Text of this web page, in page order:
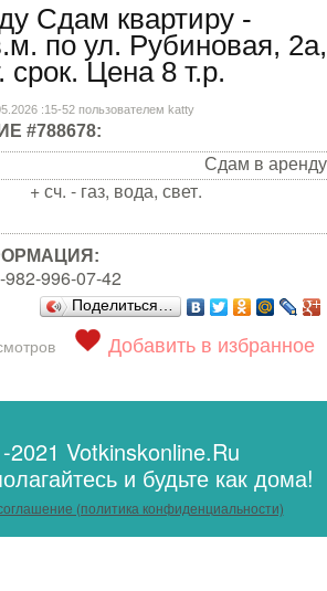
Сдам квартиру -
по ул. Рубиновая, 2а,
срок. Цена 8 т.р.
:15-52 пользователем katty
#788678:
Сдам в аренду
+ сч. - газ, вода, свет.
982-996-07-42
Поделиться…
Добавить в избранное
Votkinskonline.Ru
и будьте как дома!
(политика конфиденциальности)